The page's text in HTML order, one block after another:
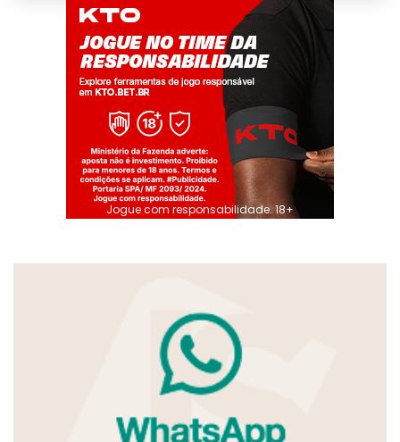
Jogue com responsabilidade. 18+